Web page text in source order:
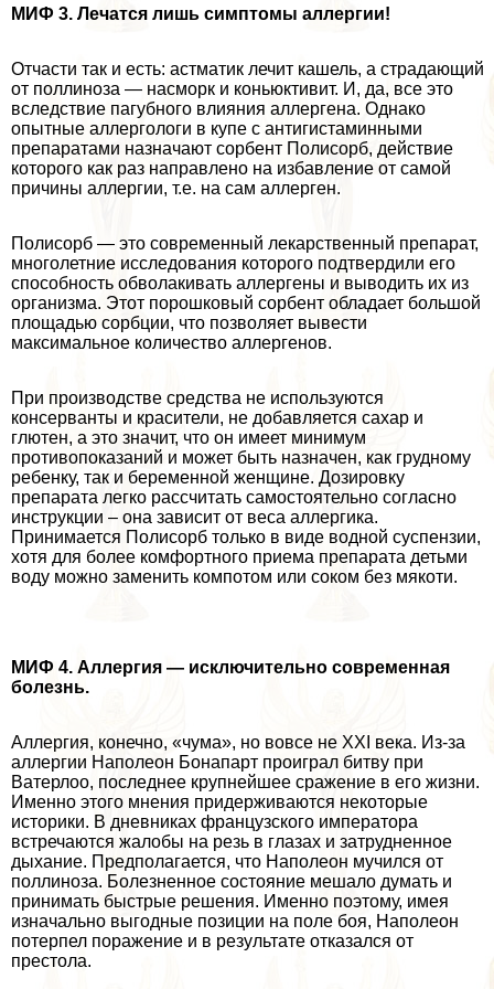
МИФ 3. Лечатся лишь симптомы аллергии!
Отчасти так и есть: астматик лечит кашель, а страдающий
от поллиноза — насморк и коньюктивит. И, да, все это
вследствие пагубного влияния аллергена. Однако
опытные аллергологи в купе с антигистаминными
препаратами назначают сорбент Полисорб, действие
которого как раз направлено на избавление от самой
причины аллергии, т.е. на сам аллерген.
Полисорб — это современный лекарственный препарат,
многолетние исследования которого подтвердили его
способность обволакивать аллергены и выводить их из
организма. Этот порошковый сорбент обладает большой
площадью сорбции, что позволяет вывести
максимальное количество аллергенов.
При производстве средства не используются
консерванты и красители, не добавляется сахар и
глютен, а это значит, что он имеет минимум
противопоказаний и может быть назначен, как грудному
ребенку, так и беременной женщине. Дозировку
препарата легко рассчитать самостоятельно согласно
инструкции – она зависит от веса аллергика.
Принимается Полисорб только в виде водной суспензии,
хотя для более комфортного приема препарата детьми
воду можно заменить компотом или соком без мякоти.
МИФ 4. Аллергия — исключительно современная
болезнь.
Аллергия, конечно, «чума», но вовсе не XXI века. Из-за
аллергии Наполеон Бонапарт проиграл битву при
Ватерлоо, последнее крупнейшее сражение в его жизни.
Именно этого мнения придерживаются некоторые
историки. В дневниках французского императора
встречаются жалобы на резь в глазах и затрудненное
дыхание. Предполагается, что Наполеон мучился от
поллиноза. Болезненное состояние мешало думать и
принимать быстрые решения. Именно поэтому, имея
изначально выгодные позиции на поле боя, Наполеон
потерпел поражение и в результате отказался от
престола.